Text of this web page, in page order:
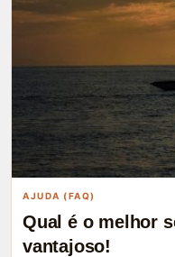
AJUDA (FAQ)
Qual é o melhor
vantajoso!